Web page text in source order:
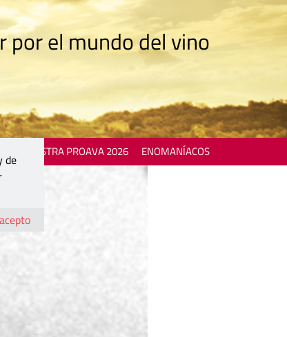
por el mundo del vino
MOSTRA PROAVA 2026 ENOMANÍACOS
de